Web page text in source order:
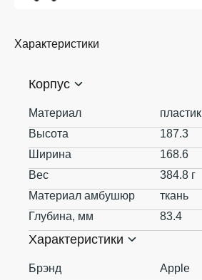
Характеристики
Корпус
Материал
пластик
Высота
187.3
Ширина
168.6
Вес
384.8 г
Материал амбушюр
ткань
Глубина, мм
83.4
Характеристики
Брэнд
Apple